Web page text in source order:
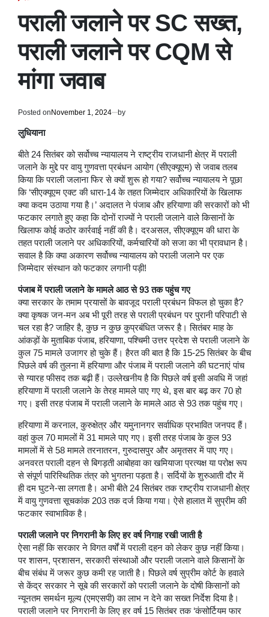
पराली जलाने पर SC सख्त,
पराली जलाने पर CQM से
मांगा जवाब
Posted onNovember 1, 2024 by
लुधियाना
बीते 24 सितंबर को सर्वोच्च न्यायालय ने राष्ट्रीय राजधानी क्षेत्र में पराली
जलाने के मुद्दे पर वायु गुणवत्ता प्रबंधन आयोग (सीएक्यूएम) से जवाब तलब
किया कि पराली जलाना फिर से क्यों शुरू हो गया? सर्वोच्च न्यायालय ने पूछा
कि ‘सीएक्यूएम एक्ट की धारा-14 के तहत जिम्मेदार अधिकारियों के खिलाफ
क्या कदम उठाया गया है।’ अदालत ने पंजाब और हरियाणा की सरकारों को भी
फटकार लगाते हुए कहा कि दोनों राज्यों ने पराली जलाने वाले किसानों के
खिलाफ कोई कठोर कार्रवाई नहीं की है। दरअसल, सीएक्यूएम की धारा के
तहत पराली जलाने पर अधिकारियों, कर्मचारियों को सजा का भी प्रावधान है।
सवाल है कि क्या अकारण सर्वोच्च न्यायालय को पराली जलाने पर एक
जिम्मेदार संस्थान को फटकार लगानी पड़ी!
पंजाब में पराली जलाने के मामले आठ से 93 तक पहुंच गए
क्या सरकार के तमाम प्रयासों के बावजूद पराली प्रबंधन विफल हो चुका है?
क्या कृषक जन-मन अब भी पूरी तरह से पराली प्रबंधन पर पुरानी परिपाटी से
चल रहा है? जाहिर है, कुछ न कुछ कुप्रबंधित जरूर है। सितंबर माह के
आंकड़ों के मुताबिक पंजाब, हरियाणा, पश्चिमी उत्तर प्रदेश से पराली जलाने के
कुल 75 मामले उजागर हो चुके हैं। हैरत की बात है कि 15-25 सितंबर के बीच
पिछले वर्ष की तुलना में हरियाणा और पंजाब में पराली जलाने की घटनाएं पांच
से ग्यारह फीसद तक बढ़ी हैं। उल्लेखनीय है कि पिछले वर्ष इसी अवधि में जहां
हरियाणा में पराली जलाने के तेरह मामले पाए गए थे, इस बार बढ़ कर 70 हो
गए। इसी तरह पंजाब में पराली जलाने के मामले आठ से 93 तक पहुंच गए।
हरियाणा में करनाल, कुरुक्षेत्र और यमुनानगर सर्वाधिक प्रभावित जनपद हैं।
वहां कुल 70 मामलों में 31 मामले पाए गए। इसी तरह पंजाब के कुल 93
मामलों में से 58 मामले तरनातरन, गुरुदासपुर और अमृतसर में पाए गए।
अनवरत पराली दहन से बिगड़ती आबोहवा का खमियाजा प्रत्यक्ष या परोक्ष रूप
से संपूर्ण पारिस्थितिक तंत्र को भुगतना पड़ता है। सर्दियों के शुरुआती दौर में
ही दम घुटने-सा लगता है। अभी बीते 24 सितंबर तक राष्ट्रीय राजधानी क्षेत्र
में वायु गुणवत्ता सूचकांक 203 तक दर्ज किया गया। ऐसे हालात में सुप्रीम की
फटकार स्वाभाविक है।
पराली जलाने पर निगरानी के लिए हर वर्ष निगाह रखी जाती है
ऐसा नहीं कि सरकार ने विगत वर्षों में पराली दहन को लेकर कुछ नहीं किया।
पर शासन, प्रशासन, सरकारी संस्थाओं और पराली जलाने वाले किसानों के
बीच संबंध में जरूर कुछ कमी रह जाती है। पिछले वर्ष सुप्रीम कोर्ट के हवाले
से केंद्र सरकार ने सूबे की सरकारों को पराली जलाने के दोषी किसानों को
न्यूनतम समर्थन मूल्य (एमएसपी) का लाभ न देने का सख्त निर्देश दिया है।
पराली जलाने पर निगरानी के लिए हर वर्ष 15 सितंबर तक ‘कंसोर्टियम फार